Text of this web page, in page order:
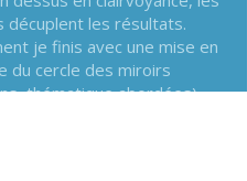
décuplent les résultats.
je finis avec une mise en
du cercle des miroirs
thématique abordées)